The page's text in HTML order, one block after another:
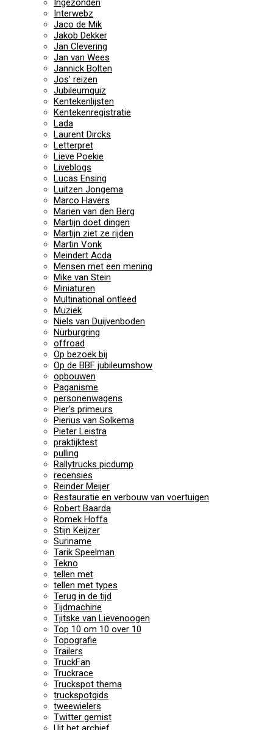
Ingezonden
Interwebz
Jaco de Mik
Jakob Dekker
Jan Clevering
Jan van Wees
Jannick Bolten
Jos' reizen
Jubileumquiz
Kentekenlijsten
Kentekenregistratie
Lada
Laurent Dircks
Letterpret
Lieve Poekie
Liveblogs
Lucas Ensing
Luitzen Jongema
Marco Havers
Marien van den Berg
Martijn doet dingen
Martijn ziet ze rijden
Martin Vonk
Meindert Acda
Mensen met een mening
Mike van Stein
Miniaturen
Multinational ontleed
Muziek
Niels van Duijvenboden
Nürburgring
offroad
Op bezoek bij
Op de BBF jubileumshow
opbouwen
Paganisme
personenwagens
Pier's primeurs
Pierius van Solkema
Pieter Leistra
praktijktest
pulling
Rallytrucks picdump
recensies
Reinder Meijer
Restauratie en verbouw van voertuigen
Robert Baarda
Romek Hoffa
Stijn Keijzer
Suriname
Tarik Speelman
Tekno
tellen met
tellen met types
Terug in de tijd
Tijdmachine
Tjitske van Lievenoogen
Top 10 om 10 over 10
Topografie
Trailers
TruckFan
Truckrace
Truckspot thema
truckspotgids
tweewielers
Twitter gemist